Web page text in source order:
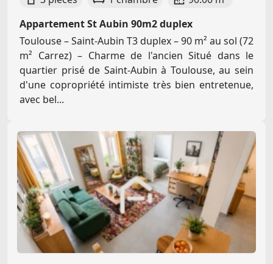
Appartement St Aubin 90m2 duplex
Toulouse – Saint-Aubin T3 duplex – 90 m² au sol (72
m² Carrez) – Charme de l'ancien Situé dans le
quartier prisé de Saint-Aubin à Toulouse, au sein
d'une copropriété intimiste très bien entretenue,
avec bel...